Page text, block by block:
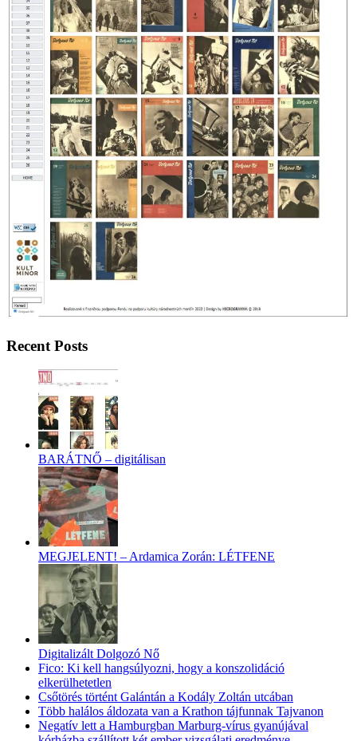
Recent Posts
BARÁTNŐ – digitálisan
MEGJELENT! – Ardamica Zorán: LÉTFENE
Digitalizált Dolgozó Nő
Fico: Ki kell hangsúlyozni, hogy a konszolidáció
elkerülhetetlen
Csőtörés történt Galántán a Kodály Zoltán utcában
Több halálos áldozata van a Krathon tájfunnak Tajvanon
Negatív lett a Hamburgban Marburg-vírus gyanújával